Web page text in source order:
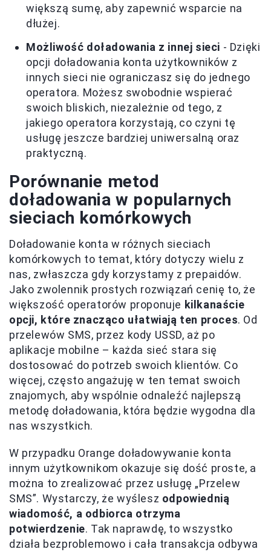
większą sumę, aby zapewnić wsparcie na
dłużej.
Możliwość doładowania z innej sieci - Dzięki
opcji doładowania konta użytkowników z
innych sieci nie ograniczasz się do jednego
operatora. Możesz swobodnie wspierać
swoich bliskich, niezależnie od tego, z
jakiego operatora korzystają, co czyni tę
usługę jeszcze bardziej uniwersalną oraz
praktyczną.
Porównanie metod
doładowania w popularnych
sieciach komórkowych
Doładowanie konta w różnych sieciach
komórkowych to temat, który dotyczy wielu z
nas, zwłaszcza gdy korzystamy z prepaidów.
Jako zwolennik prostych rozwiązań cenię to, że
większość operatorów proponuje kilkanaście
opcji, które znacząco ułatwiają ten proces. Od
przelewów SMS, przez kody USSD, aż po
aplikacje mobilne – każda sieć stara się
dostosować do potrzeb swoich klientów. Co
więcej, często angażuję w ten temat swoich
znajomych, aby wspólnie odnaleźć najlepszą
metodę doładowania, która będzie wygodna dla
nas wszystkich.
W przypadku Orange doładowywanie konta
innym użytkownikom okazuje się dość proste, a
można to zrealizować przez usługę „Przelew
SMS”. Wystarczy, że wyślesz odpowiednią
wiadomość, a odbiorca otrzyma
potwierdzenie. Tak naprawdę, to wszystko
działa bezproblemowo i cała transakcja odbywa